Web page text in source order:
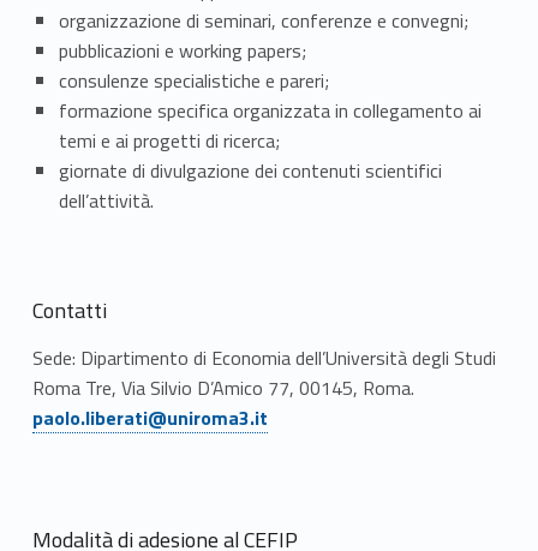
a
e
a
n
z
a
u
organizzazione di seminari, conferenze e convegni;
pubblicazioni e working papers;
consulenze specialistiche e pareri;
formazione specifica organizzata in collegamento ai
temi e ai progetti di ricerca;
giornate di divulgazione dei contenuti scientifici
dell’attività.
Contatti
Sede: Dipartimento di Economia dell’Università degli Studi
Roma Tre, Via Silvio D’Amico 77, 00145, Roma.
paolo.liberati@uniroma3.it
Modalità di adesione al CEFIP